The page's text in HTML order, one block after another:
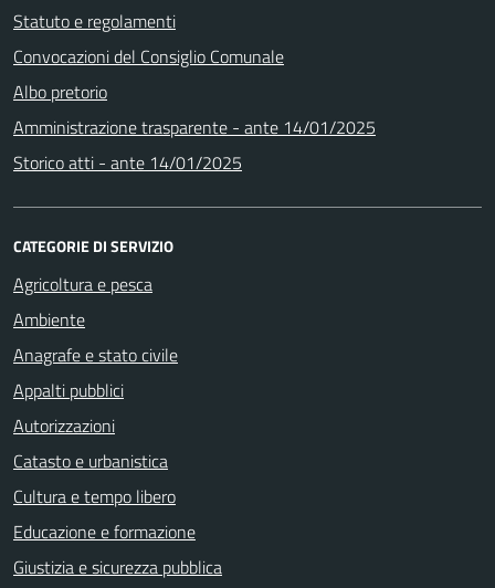
Statuto e regolamenti
Convocazioni del Consiglio Comunale
Albo pretorio
Amministrazione trasparente - ante 14/01/2025
Storico atti - ante 14/01/2025
CATEGORIE DI SERVIZIO
Agricoltura e pesca
Ambiente
Anagrafe e stato civile
Appalti pubblici
Autorizzazioni
Catasto e urbanistica
Cultura e tempo libero
Educazione e formazione
Giustizia e sicurezza pubblica